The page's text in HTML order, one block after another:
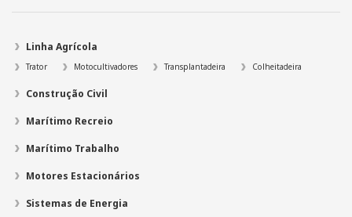
Linha Agrícola
Trator Motocultivadores Transplantadeira Colheitadeira
Construção Civil
Marítimo Recreio
Marítimo Trabalho
Motores Estacionários
Sistemas de Energia